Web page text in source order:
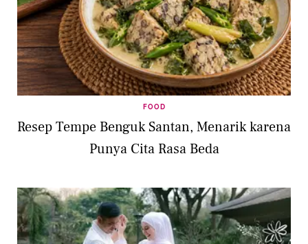
FOOD
Resep Tempe Benguk Santan, Menarik karena
Punya Cita Rasa Beda